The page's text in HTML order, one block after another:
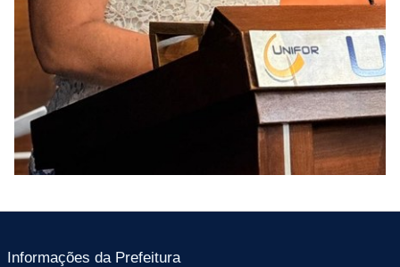
Informações da Prefeitura